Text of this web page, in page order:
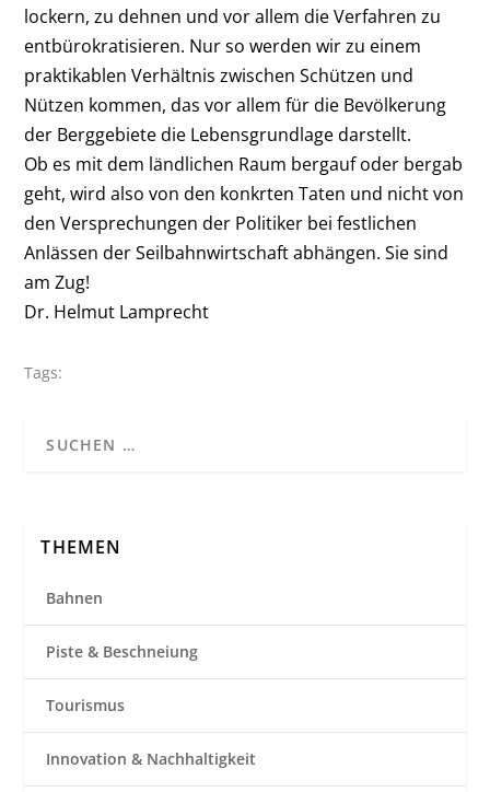
lockern, zu dehnen und vor allem die Verfahren zu
entbürokratisieren. Nur so werden wir zu einem
praktikablen Verhältnis zwischen Schützen und
Nützen kommen, das vor allem für die Bevölkerung
der Berggebiete die Lebensgrundlage darstellt.
Ob es mit dem ländlichen Raum bergauf oder bergab
geht, wird also von den konkrten Taten und nicht von
den Versprechungen der Politiker bei festlichen
Anlässen der Seilbahnwirtschaft abhängen. Sie sind
am Zug!
Dr. Helmut Lamprecht
Tags:
THEMEN
Bahnen
Piste & Beschneiung
Tourismus
Innovation & Nachhaltigkeit